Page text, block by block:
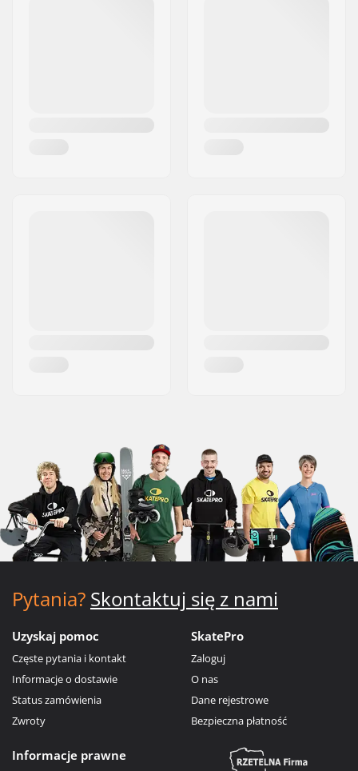
Pytania? Skontaktuj się z nami
Uzyskaj pomoc
Częste pytania i kontakt
Informacje o dostawie
Status zamówienia
Zwroty
SkatePro
Zaloguj
O nas
Dane rejestrowe
Bezpieczna płatność
Informacje prawne